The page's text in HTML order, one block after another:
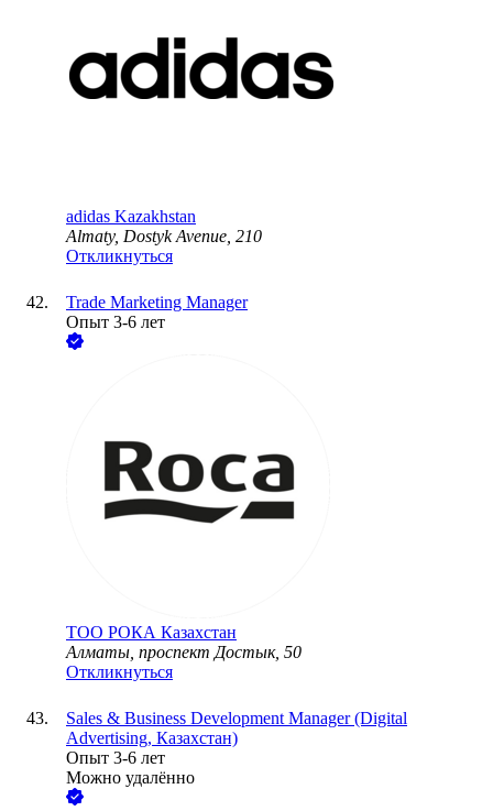
adidas Kazakhstan
Almaty, Dostyk Avenue, 210
Откликнуться
Trade Marketing Manager
Опыт 3-6 лет
ТОО РОКА Казахстан
Алматы, проспект Достык, 50
Откликнуться
Sales & Business Development Manager (Digital
Advertising, Казахстан)
Опыт 3-6 лет
Можно удалённо